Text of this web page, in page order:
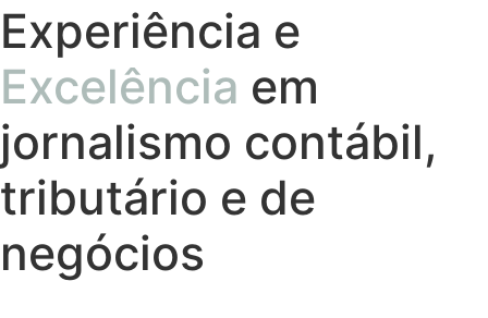
Experiência e
Excelência em
jornalismo contábil,
tributário e de
negócios